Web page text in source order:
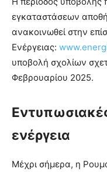
εγκαταστάσεων
ανακοινωθεί στην
Ενέργειας:
υποβολή σχολίων
Φεβρουαρίου 2025.
ενέργεια
Μέχρι σήμερα, η